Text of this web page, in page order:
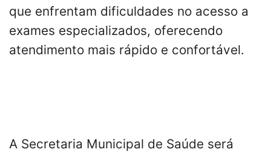
que enfrentam dificuldades no acesso a
exames especializados, oferecendo
atendimento mais rápido e confortável.
A Secretaria Municipal de Saúde será